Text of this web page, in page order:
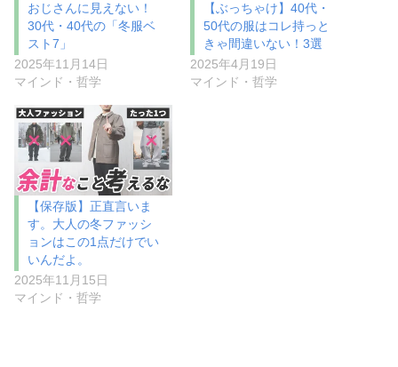
おじさんに見えない！
30代・40代の「冬服ベ
スト7」
2025年11月14日
マインド・哲学
【ぶっちゃけ】40代・
50代の服はコレ持っと
きゃ間違いない！3選
2025年4月19日
マインド・哲学
【保存版】正直言いま
す。大人の冬ファッシ
ョンはこの1点だけでい
いんだよ。
2025年11月15日
マインド・哲学